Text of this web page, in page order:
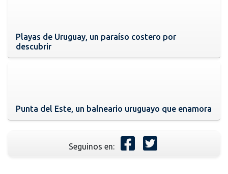
Playas de Uruguay, un paraíso costero por
descubrir
Punta del Este, un balneario uruguayo que enamora
Seguinos en: